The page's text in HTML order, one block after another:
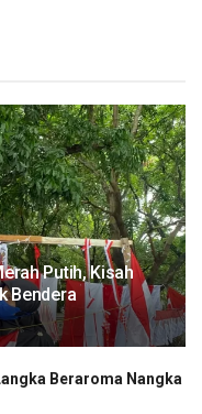
Putih, Kisah
Bendera
Beraroma Nangka